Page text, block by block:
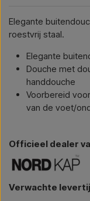
Elegante
roestvrij staal.
Elegante
Douche met
handdouche
Voorbereid
van de voet/
Officieel dealer
Verwachte